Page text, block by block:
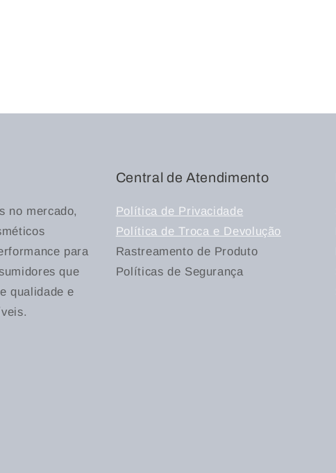
no mercado,
para
que
qualidade e
Central de Atendimento
Política de Privacidade
Política de Troca e Devolução
Rastreamento de Produto
Políticas de Segurança